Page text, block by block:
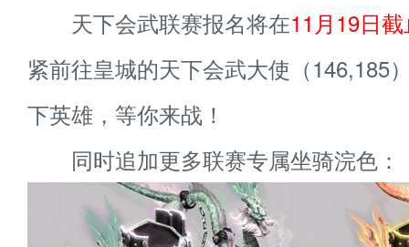
天下会武联赛报名将在11月19日
紧前往皇城的天下会武大使（146,185
下英雄，等你来战！
同时追加更多联赛专属坐骑浣色：